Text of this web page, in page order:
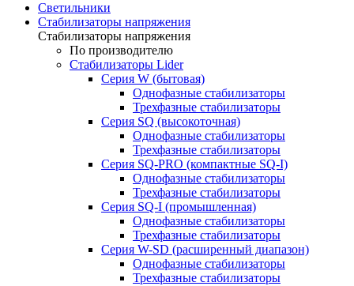
Светильники
Стабилизаторы напряжения
Стабилизаторы напряжения
По производителю
Стабилизаторы Lider
Cерия W (бытовая)
Однофазные стабилизаторы
Трехфазные стабилизаторы
Серия SQ (высокоточная)
Однофазные стабилизаторы
Трехфазные стабилизаторы
Cерия SQ-PRO (компактные SQ-I)
Однофазные стабилизаторы
Трехфазные стабилизаторы
Серия SQ-I (промышленная)
Однофазные стабилизаторы
Трехфазные стабилизаторы
Серия W-SD (расширенный диапазон)
Однофазные стабилизаторы
Трехфазные стабилизаторы